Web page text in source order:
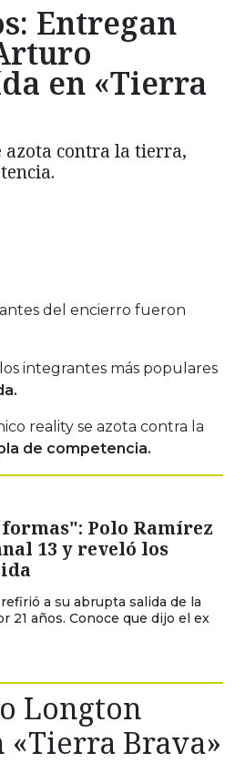
Entregan
en «Tierra
azota contra la tierra,
del encierro fueron
integrantes más populares
reality se azota contra la
de competencia.
Polo Ramírez
13 y reveló los
a su abrupta salida de la
21 años. Conoce que dijo el ex
Longton
Brava»